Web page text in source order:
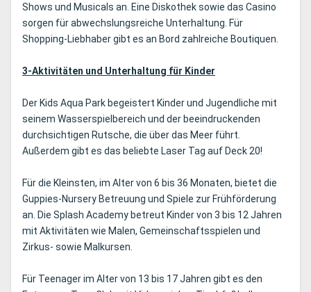
Shows und Musicals an. Eine Diskothek sowie das Casino
sorgen für abwechslungsreiche Unterhaltung. Für
Shopping-Liebhaber gibt es an Bord zahlreiche Boutiquen.
3-Aktivitäten und Unterhaltung für Kinder
Der Kids Aqua Park begeistert Kinder und Jugendliche mit
seinem Wasserspielbereich und der beeindruckenden
durchsichtigen Rutsche, die über das Meer führt.
Außerdem gibt es das beliebte Laser Tag auf Deck 20!
Für die Kleinsten, im Alter von 6 bis 36 Monaten, bietet die
Guppies-Nursery Betreuung und Spiele zur Frühförderung
an. Die Splash Academy betreut Kinder von 3 bis 12 Jahren
mit Aktivitäten wie Malen, Gemeinschaftsspielen und
Zirkus- sowie Malkursen.
Für Teenager im Alter von 13 bis 17 Jahren gibt es den